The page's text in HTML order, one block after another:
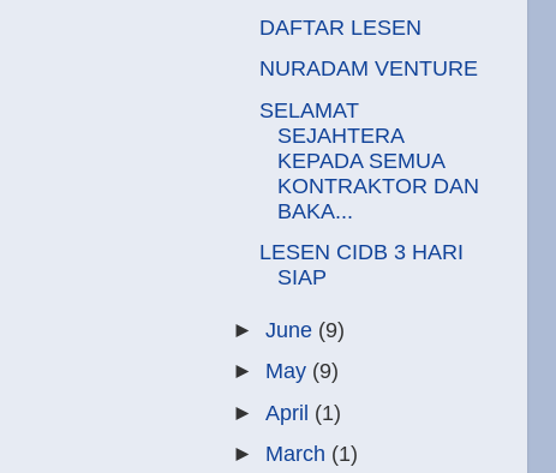
DAFTAR LESEN
NURADAM VENTURE
SELAMAT
SEJAHTERA
KEPADA SEMUA
KONTRAKTOR DAN
BAKA...
LESEN CIDB 3 HARI
SIAP
► June (9)
► May (9)
► April (1)
► March (1)